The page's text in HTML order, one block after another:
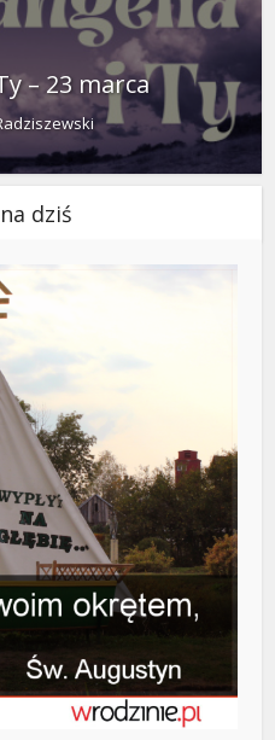
– 23 marca
dziś